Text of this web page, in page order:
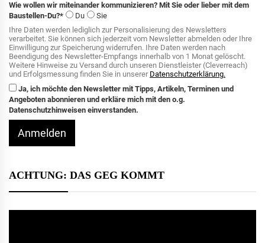
Wie wollen wir miteinander kommunizieren? Mit Sie oder lieber mit dem
Baustellen-Du?*
Du
Sie
Ihre Daten werden lediglich zur Personalisierung des Newsletters
verarbeitet. Sie können sich jederzeit vom Newsletter abmelden oder Ihre
Einwilligung zur Speicherung widerrufen. Ihre Daten werden nach
Beendigung des Newsletter-Empfangs innerhalb von 1 Monat gelöscht.
Weitere Hinweise zu Versand durch unseren Dienstleister (Cleverreach)
und Erfolgsmessung finden Sie in unserer Datenschutzerklärung.
Ja, ich möchte den Newsletter mit Tipps, Artikeln, Terminen und
Angeboten abonnieren und erkläre mich mit den o.g.
Datenschutzhinweisen einverstanden.
Anmelden
ACHTUNG: DAS GEG KOMMT